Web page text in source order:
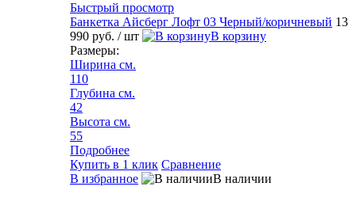
Быстрый просмотр
Банкетка Айсберг Лофт 03 Черный/коричневый 13
990 руб. / шт
В корзину
Размеры:
Ширина см.
110
Глубина см.
42
Высота см.
55
Подробнее
Купить в 1 клик Сравнение
В избранное
В наличии